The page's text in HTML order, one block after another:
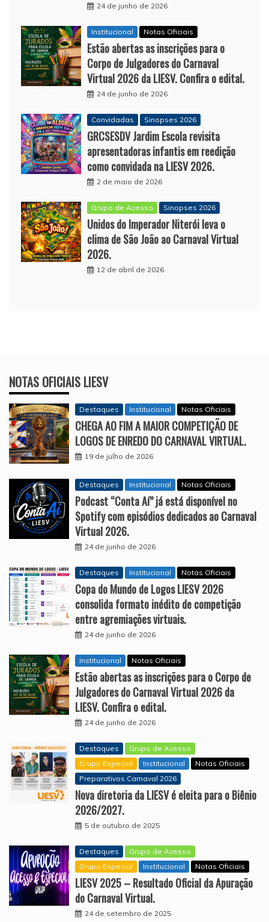
24 de junho de 2026
Institucional Notas Oficiais
Estão abertas as inscrições para o
Corpo de Julgadores do Carnaval
Virtual 2026 da LIESV. Confira o edital.
24 de junho de 2026
Convidadas Sinopses 2026
GRCSESDV Jardim Escola revisita
apresentadoras infantis em reedição
como convidada na LIESV 2026.
2 de maio de 2026
Grupo de Acesso Sinopses 2026
Unidos do Imperador Niterói leva o
clima de São João ao Carnaval Virtual
2026.
12 de abril de 2026
NOTAS OFICIAIS LIESV
Destaques Institucional Notas Oficiais
CHEGA AO FIM A MAIOR COMPETIÇÃO DE
LOGOS DE ENREDO DO CARNAVAL VIRTUAL.
19 de julho de 2026
Destaques Institucional Notas Oficiais
Podcast “Conta Aí” já está disponível no
Spotify com episódios dedicados ao Carnaval
Virtual 2026.
24 de junho de 2026
Destaques Institucional Notas Oficiais
Copa do Mundo de Logos LIESV 2026
consolida formato inédito de competição
entre agremiações virtuais.
24 de junho de 2026
Institucional Notas Oficiais
Estão abertas as inscrições para o Corpo de
Julgadores do Carnaval Virtual 2026 da
LIESV. Confira o edital.
24 de junho de 2026
Destaques
Grupo de Acesso
Grupo Especial
Institucional
Notas Oficiais
Preparativos Carnaval 2026
Nova diretoria da LIESV é eleita para o Biênio
2026/2027.
5 de outubro de 2025
Destaques
Grupo de Acesso
Grupo Especial
Institucional Notas Oficiais
LIESV 2025 – Resultado Oficial da Apuração
do Carnaval Virtual.
24 de setembro de 2025